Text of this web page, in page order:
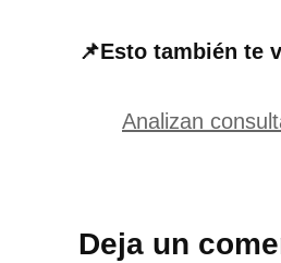
📌Esto también te
Analizan
Deja un